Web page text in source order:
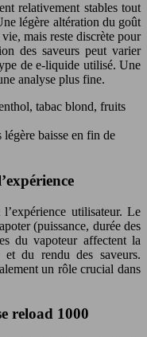
relativement stables tout
légère altération du goût
mais reste discrète pour
des saveurs peut varier
de e-liquide utilisé. Une
analyse plus fine.
tabac blond, fruits
légère baisse en fin de
utilisateur. Le
(puissance, durée des
du vapoteur affectent la
du rendu des saveurs.
un rôle crucial dans
reload 1000